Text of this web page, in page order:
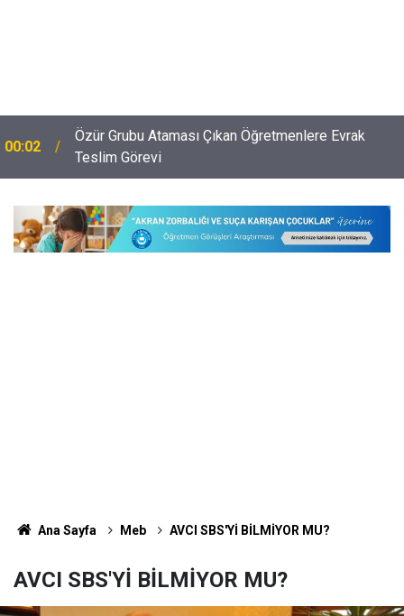
00:02
Özür Grubu Ataması Çıkan Öğretmenlere Evrak
Teslim Görevi
Ana Sayfa Meb AVCI SBS'Yİ BİLMİYOR MU?
AVCI SBS'Yİ BİLMİYOR MU?